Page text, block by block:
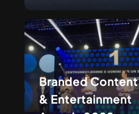
Branded Content
& Entertainment